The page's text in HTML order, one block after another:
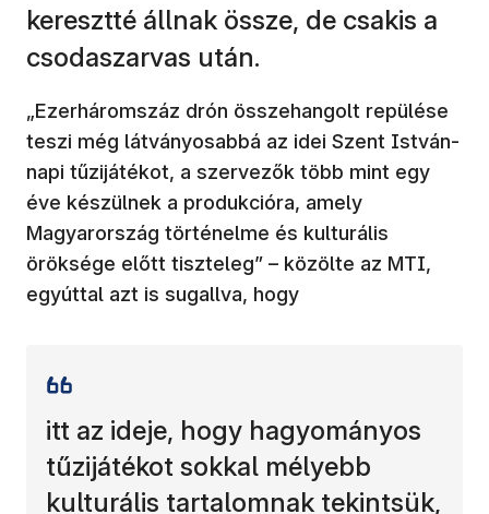
keresztté állnak össze, de csakis a
csodaszarvas után.
„Ezerháromszáz drón összehangolt repülése
teszi még látványosabbá az idei Szent István-
napi tűzijátékot, a szervezők több mint egy
éve készülnek a produkcióra, amely
Magyarország történelme és kulturális
öröksége előtt tiszteleg” – közölte az MTI,
egyúttal azt is sugallva, hogy
itt az ideje, hogy hagyományos
tűzijátékot sokkal mélyebb
kulturális tartalomnak tekintsük,